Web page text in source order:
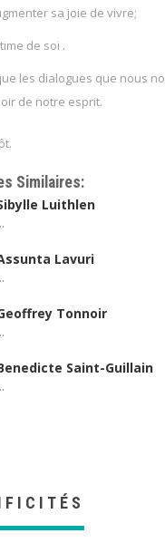
sa joie de vivre;
de soi .
les dialogues que nous
de notre esprit.
Similaires:
Luithlen
Lavuri
Tonnoir
Saint-Guillain